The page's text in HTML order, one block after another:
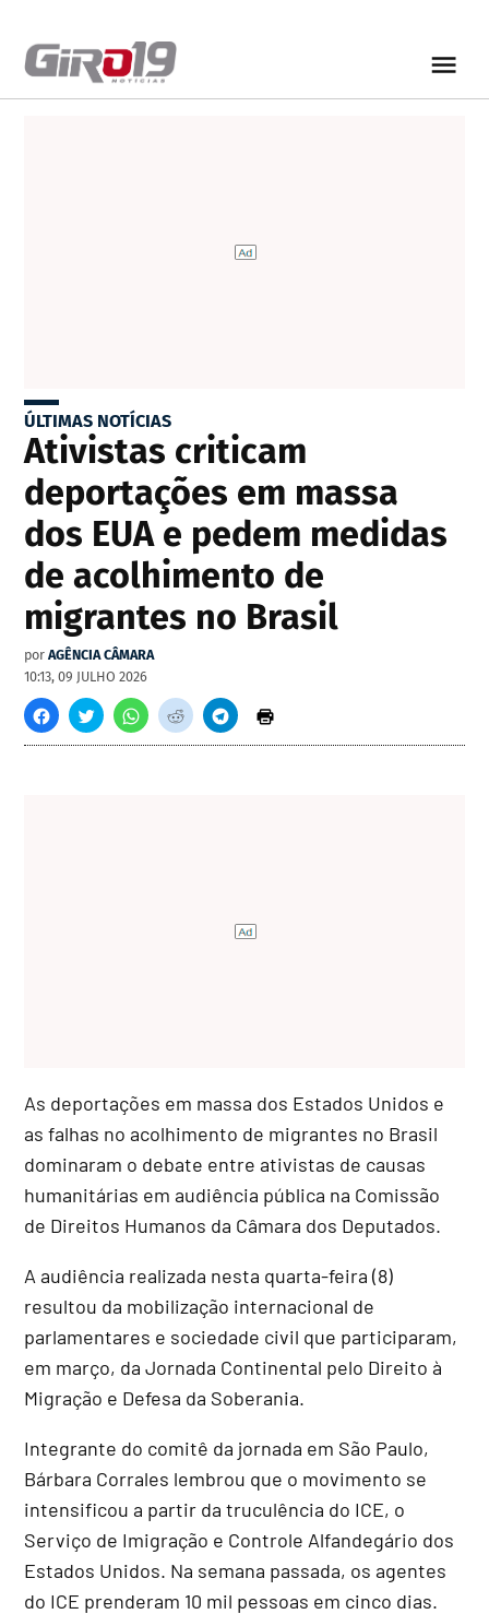
ÚLTIMAS NOTÍCIAS
Ativistas criticam
deportações em massa
dos EUA e pedem medidas
de acolhimento de
migrantes no Brasil
por AGÊNCIA CÂMARA
10:13, 09 JULHO 2026
As deportações em massa dos Estados Unidos e
as falhas no acolhimento de migrantes no Brasil
dominaram o debate entre ativistas de causas
humanitárias em audiência pública na Comissão
de Direitos Humanos da Câmara dos Deputados.
A audiência realizada nesta quarta-feira (8)
resultou da mobilização internacional de
parlamentares e sociedade civil que participaram,
em março, da Jornada Continental pelo Direito à
Migração e Defesa da Soberania.
Integrante do comitê da jornada em São Paulo,
Bárbara Corrales lembrou que o movimento se
intensificou a partir da truculência do ICE, o
Serviço de Imigração e Controle Alfandegário dos
Estados Unidos. Na semana passada, os agentes
do ICE prenderam 10 mil pessoas em cinco dias.